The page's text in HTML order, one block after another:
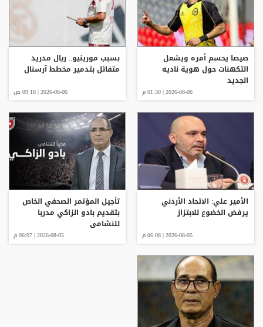
صيصا يحسم أمره ويشعل
التكهنات حول هوية ناديه
الجديد
2026-08-06 | 01:30 م
بسبب مورينيو.. ريال مدريد
متفائل بتدمير مخطط آرسنال
2026-08-06 | 09:18 ص
الأمير علي: الاتحاد الأردني
يرفض الخضوع للابتزاز
2026-08-05 | 06:08 م
تأجيل المؤتمر الصحفي الخاص
بتقديم بادو الزاكي مدربا
للنشامى
2026-08-05 | 06:07 م